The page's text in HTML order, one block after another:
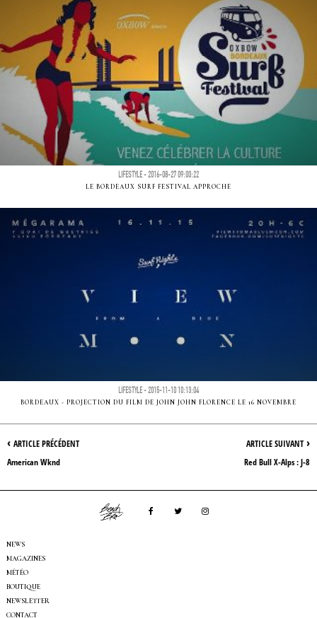
LIFESTYLE - 2016-08-27 09:00:22
LE BORDEAUX SURF FESTIVAL APPROCHE
LIFESTYLE - 2015-11-10 10:13:04
BORDEAUX - PROJECTION DU FILM DE JOHN JOHN FLORENCE LE 16 NOVEMBRE
ARTICLE SUIVANT ›
Red Bull X-Alps : J-8
‹ ARTICLE PRÉCÉDENT
American Wknd
NEWS
MAGAZINES
MÉTÉO
BOUTIQUE
NEWSLETTER
CONTACT